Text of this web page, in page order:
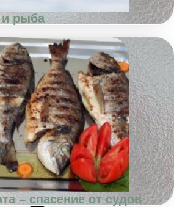
рыба
– спасение от судов